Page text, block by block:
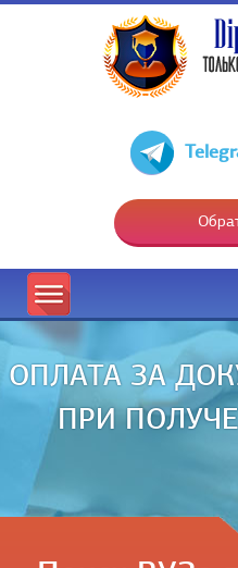
ОПЛАТА ЗА
ПРИ